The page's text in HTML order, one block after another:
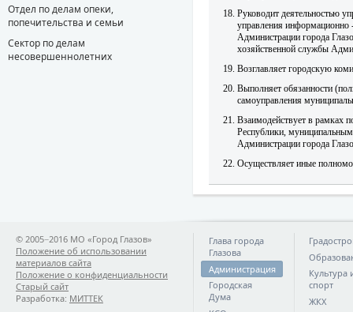
Отдел по делам опеки,
попечительства и семьи
Сектор по делам
несовершеннолетних
Руководит деятельностью
управления информационно
Администрации города
хозяйственной службы
Возглавляет городскую
Выполняет обязанности
самоуправления
Взаимодействует в рамках
Республики,
Администрации города
Осуществляет иные
© 2005−2016 МО «Город Глазов»
Положение об использовании
материалов сайта
Положение о конфиденциальности
Старый сайт
Разработка: МИТТЕК
Глава города
Глазова
Администрация
Городская
Дума
Культура
спорт
ЖКХ